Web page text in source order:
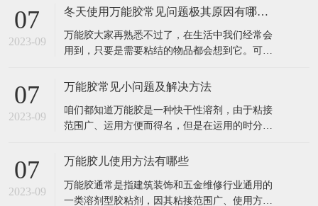
耐介质性及其他工作条件 有的粘接不为需要耐
光、雨水及大气的作用，有的需要较高的绝缘性
能。在电子产品中使用胶粘剂要求可
07
2023-09
冬天使用万能胶常见问题极其原因有哪些？
万能胶大家再熟悉不过了，在生活中我们经常会
用到，只要是需要粘结的物品都会想到它。可是
层粘结不牢等现象，让人们很是头疼。万能胶运
固化。涂层过薄。胶粘剂粘度过大。外表处理不
洁净也就是粗糙过度。外表处理后停放时刻
07
2023-09
万能胶常见小问题及解决方法
咱们都知道万能胶是一种快干性溶剂，由于粘接
范围广、运用方便而得名，但是在运用的时分，
万能胶会出现的小问题和快速有用解决的办法。
发白，主要是万能胶蒸发会带走热量，使胶膜外
表温度迅速下降，但是湿润气候会使湿气
07
2023-09
万能胶儿使用方法有哪些
万能胶通常是指建筑装饰和五金维修行业通用的
一类溶剂型胶粘剂，因其粘接范围广、使用方便